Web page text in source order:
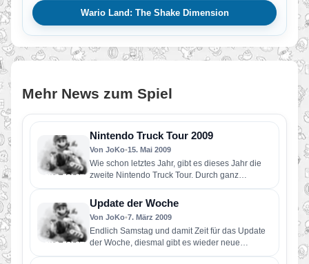
Wario Land: The Shake Dimension
Mehr News zum Spiel
Nintendo Truck Tour 2009
Von JoKo•15. Mai 2009
Wie schon letztes Jahr, gibt es dieses Jahr die
zweite Nintendo Truck Tour. Durch ganz
Deutschland tourt der…
Update der Woche
Von JoKo•7. März 2009
Endlich Samstag und damit Zeit für das Update
der Woche, diesmal gibt es wieder neue
Wallpapers. Die Seiten…